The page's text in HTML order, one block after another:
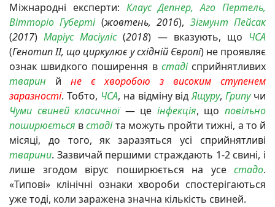
Міжнародні експерти: Клаус Депнер, Аго Пертель,
Вітторіо Губерті(жовтень, 2016), Зігмунт Пейсак
(2017)Маріус Масіуліс(2018) — вказують, що ЧСА
(Генотип ІІ, що циркулює у східній Європі) не проявляє
ознак швидкого поширення в стадісприйнятливих
тварин й
не є хворобою з високим ступенем
заразності. Тобто, ЧСА, на відміну відЯщуру,Грипучи
Чуми свиней класичної — це інфекція, щоповільно
поширюється встадіта можуть пройти тижні, а то й
місяці, до того, як заразяться усі сприйнятливі
тварини. Зазвичай першими страждають 1-2 свині, і
лише згодом вірус поширюється на усе стадо.
«Типові» клінічні ознаки хвороби спостерігаються
уже тоді, коли заражена значна кількість свиней.